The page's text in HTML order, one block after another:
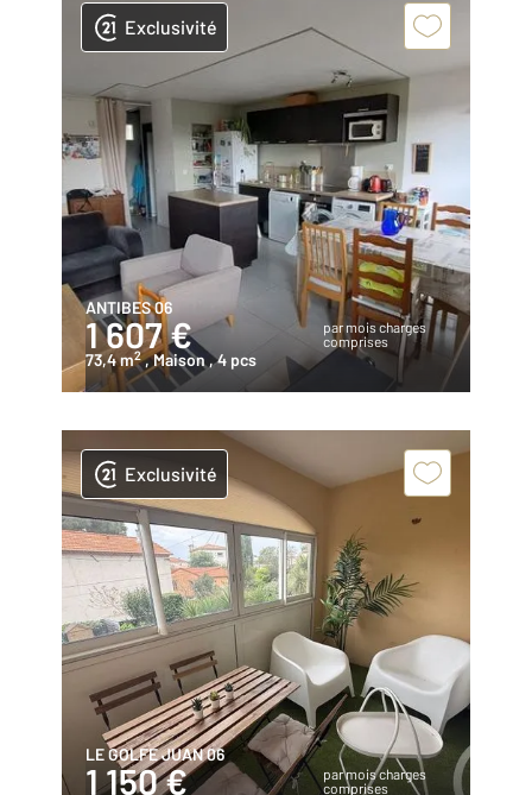
Exclusivité
ANTIBES 06
1 607 €
par mois charges
comprises
73,4 m2 , Maison, 4 pcs
Exclusivité
LE GOLFE JUAN 06
1 150 €
par mois charges
comprises